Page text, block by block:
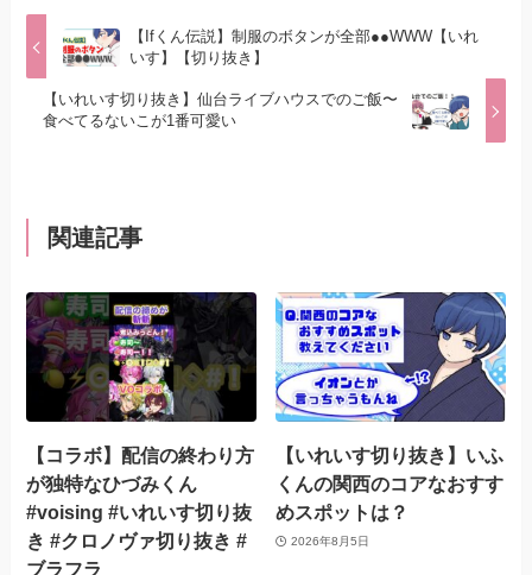
【Ifくん伝説】制服のボタンが全部●●WWW【いれ
いす】【切り抜き】
【いれいす切り抜き】仙台ライブハウスでのご飯〜
食べてるないこが1番可愛い
関連記事
【コラボ】配信の終わり方
が独特なひづみくん
#voising #いれいす切り抜
き #クロノヴァ切り抜き #
ブラフラ
【いれいす切り抜き】いふ
くんの関西のコアなおすす
めスポットは？
2026年8月5日